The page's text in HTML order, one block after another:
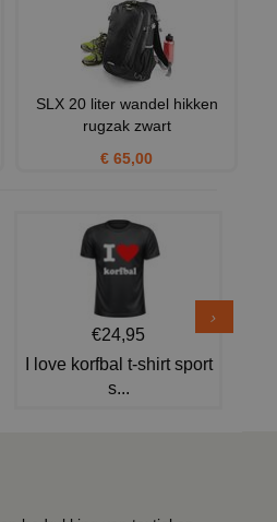
SLX 20 liter wandel hikken
rugzak zwart
€ 65,00
€24,95
I love korfbal t-shirt sport
s...